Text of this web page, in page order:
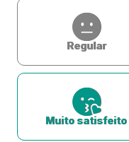
Regular
Muito satisfeito